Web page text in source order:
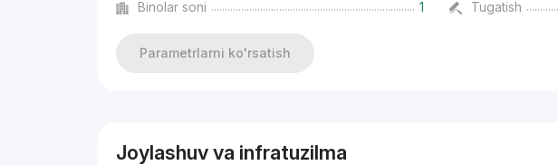
Binolar soni 1 Tugatish
Parametrlarni ko'rsatish
Joylashuv va infratuzilma